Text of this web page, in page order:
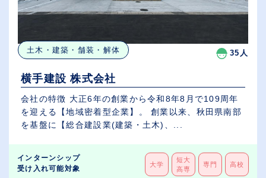
土木・建築・舗装・解体 35人
横手建設 株式会社
会社の特徴 大正6年の創業から令和8年8月で109周年
を迎える【地域密着型企業】。 創業以来、秋田県南部
を基盤に【総合建設業(建築・土木)、...
インターンシップ
受け入れ可能対象
大学
短大
高専
専門 高校